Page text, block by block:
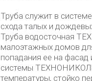
Труба служит в
схода талых и
Труба водосточная
малоэтажных домов
попадания ее на
системы ТЕХНОНИКОЛЬ
температуры, стойко